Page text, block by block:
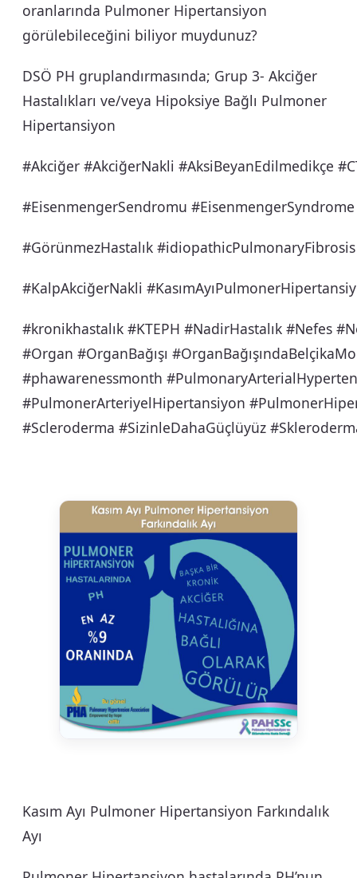
oranlarında Pulmoner Hipertansiyon
görülebileceğini biliyor muydunuz?
DSÖ PH gruplandırmasında; Grup 3- Akciğer
Hastalıkları ve/veya Hipoksiye Bağlı Pulmoner
Hipertansiyon
#Akciğer #AkciğerNakli #AksiBeyanEdilmedikçe
#EisenmengerSendromu
#GörünmezHastalık
#KalpAkciğerNakli
#kronikhastalık #KTEPH #NadirHastalık #Nefes
#Organ #OrganBağışı
#phawarenessmonth
#PulmonerArteriyelHipertansiyon
#Scleroderma #SizinleDahaGüçlüyüz
Kasım Ayı Pulmoner Hipertansiyon Farkındalık
Ayı